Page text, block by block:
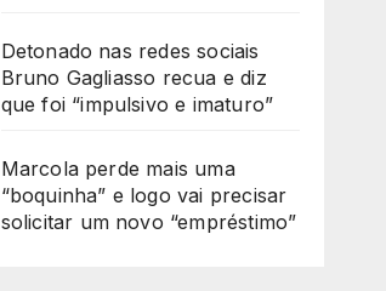
Detonado nas redes sociais
Bruno Gagliasso recua e diz
que foi “impulsivo e imaturo”
Marcola perde mais uma
“boquinha” e logo vai precisar
solicitar um novo “empréstimo”